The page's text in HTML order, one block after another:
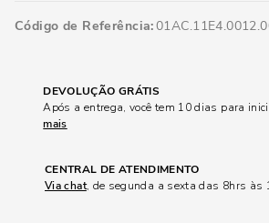
Código de Referência
DEVOLUÇÃO GRÁTIS
Após a entrega, você tem 10 dias para
mais
CENTRAL DE ATENDIMENTO
Via chat, de segunda a sexta das 8hrs às